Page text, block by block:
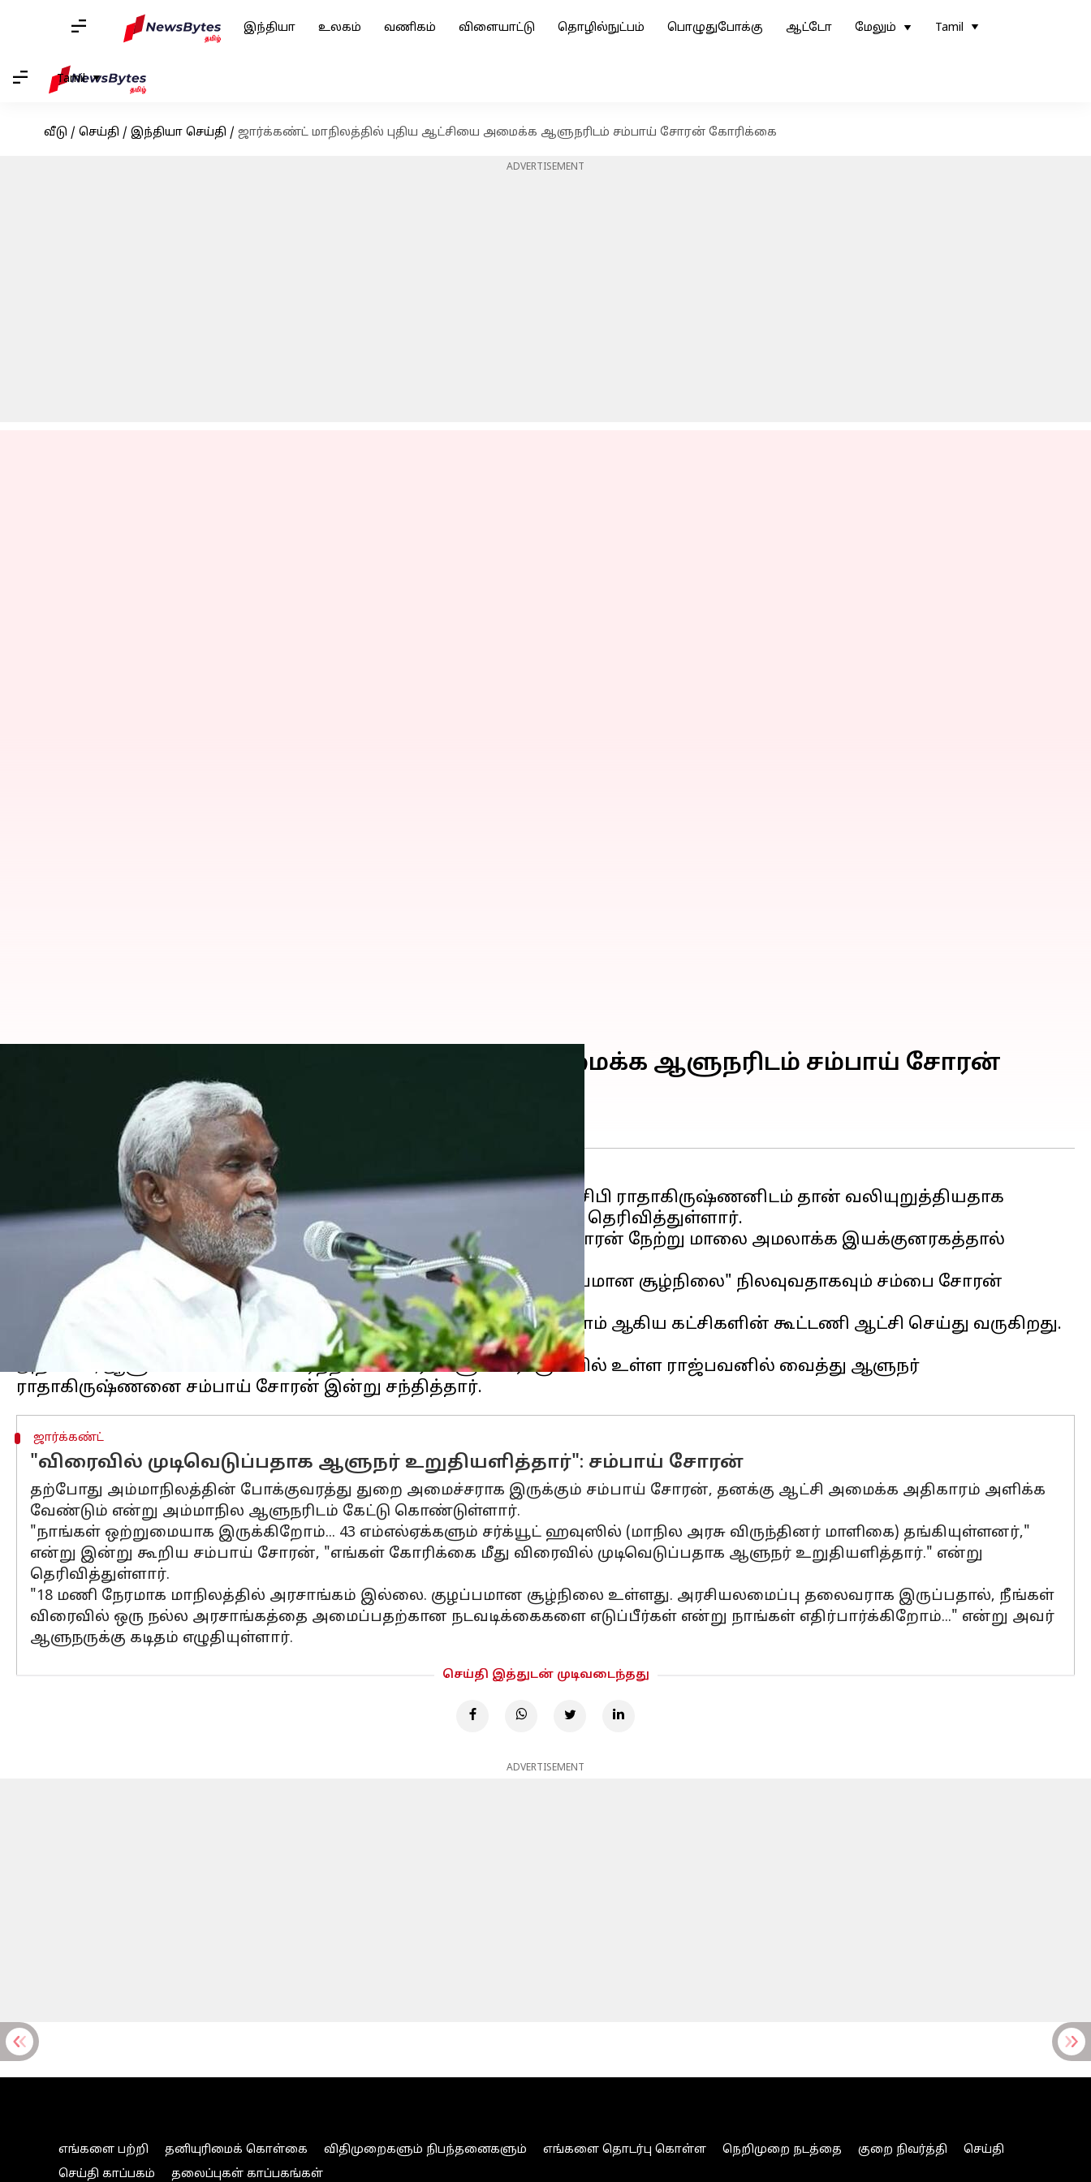
இந்தியா உலகம் வணிகம் விளையாட்டு தொழில்நுட்பம் பொழுதுபோக்கு ஆட்டோ மேலும் Tamil
Tamil
வீடு / செய்தி / இந்தியா செய்தி / ஜார்க்கண்ட் மாநிலத்தில் புதிய ஆட்சியை அமைக்க ஆளுநரிடம் சம்பாய் சோரன் கோரிக்கை
ADVERTISEMENT
ஜார்க்கண்ட் மாநிலத்தில் புதிய ஆட்சியை அமைக்க ஆளுநரிடம் சம்பாய் சோரன்
கோரிக்கை
Sindhuja SM Feb 01, 2024 06:52 pm
செய்தி முன்னோட்டம்
புதிய ஆட்சியை அமைக்க தனக்கு அழைப்பு விடுக்குமாறு ஆளுநர் சிபி ராதாகிருஷ்ணனிடம் தான் வலியுறுத்தியதாக
ஜார்க்கண்ட்முக்தி மோர்ச்சா கட்சி தலைவர் சம்பாய் சோரன் இன்று தெரிவித்துள்ளார்.
பணமோசடி குற்றச்சாட்டின் பேரில் முன்னாள் முதல்வர் ஹேமந்த் சோரன் நேற்று மாலை அமலாக்க இயக்குனரகத்தால்
வியத்தகு முறையில் கைது செய்யப்பட்டார்.
அப்போதிலிருந்து முதலமைச்சர் இல்லாததால், மாநிலத்தில் "குழப்பமான சூழ்நிலை" நிலவுவதாகவும் சம்பை சோரன்
குறிப்பிட்டுள்ளார்.
ஜார்க்கண்ட் மாநிலத்தை ஜேஎம்எம்-
காங்கிரஸ்-ராஷ்ட்ரீய ஜனதா தளம் ஆகிய கட்சிகளின் கூட்டணி ஆட்சி செய்து வருகிறது.
இந்நிலையில், அம்மாநில முதல்வர் நேற்று கைது செய்யப்பட்டார்.
அதனால், ஆளும் கூட்டணியை சேர்ந்த 5 எம்எல்ஏக்களுடன் ராஞ்சியில் உள்ள ராஜ்பவனில் வைத்து ஆளுநர்
ஜார்க்கண்ட்
"விரைவில் முடிவெடுப்பதாக ஆளுநர் உறுதியளித்தார்": சம்பாய் சோரன்
தற்போது அம்மாநிலத்தின் போக்குவரத்து துறை அமைச்சராக இருக்கும் சம்பாய் சோரன், தனக்கு ஆட்சி அமைக்க அதிகாரம் அளிக்க
வேண்டும் என்று அம்மாநில ஆளுநரிடம் கேட்டு கொண்டுள்ளார்.
"நாங்கள் ஒற்றுமையாக இருக்கிறோம்... 43 எம்எல்ஏக்களும் சர்க்யூட் ஹவுஸில் (மாநில அரசு விருந்தினர் மாளிகை) தங்கியுள்ளனர்,"
என்று இன்று கூறிய சம்பாய் சோரன், "எங்கள் கோரிக்கை மீது விரைவில் முடிவெடுப்பதாக ஆளுநர் உறுதியளித்தார்." என்று
தெரிவித்துள்ளார்.
"18 மணி நேரமாக மாநிலத்தில் அரசாங்கம் இல்லை. குழப்பமான சூழ்நிலை உள்ளது. அரசியலமைப்பு தலைவராக இருப்பதால், நீங்கள்
விரைவில் ஒரு நல்ல அரசாங்கத்தை அமைப்பதற்கான நடவடிக்கைகளை எடுப்பீர்கள் என்று நாங்கள் எதிர்பார்க்கிறோம்..." என்று அவர்
ஆளுநருக்கு கடிதம் எழுதியுள்ளார்.
செய்தி இத்துடன் முடிவடைந்தது
ADVERTISEMENT
எங்களை பற்றி தனியுரிமைக் கொள்கை விதிமுறைகளும் நிபந்தனைகளும் எங்களை தொடர்பு கொள்ள நெறிமுறை நடத்தை குறை நிவர்த்தி
செய்தி
செய்தி காப்பகம்
தலைப்புகள் காப்பகங்கள்